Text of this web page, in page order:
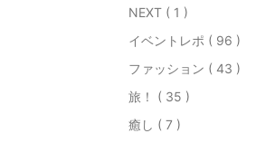
NEXT ( 1 )
イベントレポ ( 96 )
ファッション ( 43 )
旅！ ( 35 )
癒し ( 7 )